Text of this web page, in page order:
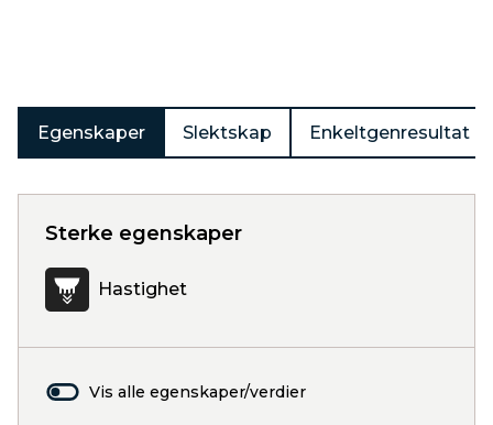
Egenskaper Slektskap Enkeltgenresultat
Sterke egenskaper
Hastighet
Vis alle egenskaper/verdier